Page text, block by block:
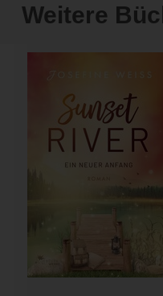
Weitere